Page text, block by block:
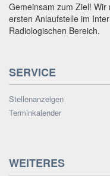
Gemeinsam zum Ziel!
ersten Anlaufstelle im
Radiologischen Bereich.
SERVICE
Stellenanzeigen
Terminkalender
WEITERES